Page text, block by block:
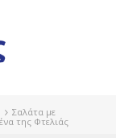
Σαλάτα με
της Φτελιάς